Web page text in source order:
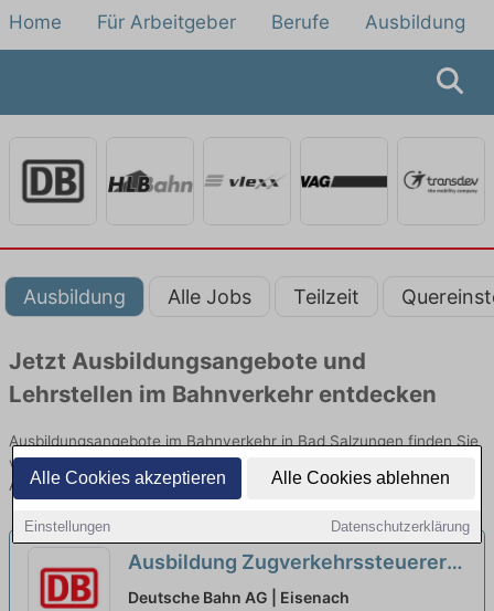
Alle Cookies akzeptieren Alle Cookies ablehnen
Einstellungen Datenschutzerklärung
Home Für Arbeitgeber Berufe Ausbildung
Ausbildung Alle Jobs Teilzeit
Jetzt Ausbildungsangebote und
Lehrstellen im Bahnverkehr entdecken
Ausbildungsangebote im Bahnverkehr in Bad Salzungen finden Sie
von namhaften Firmen. Entdecken Sie freie Optionen von Top-
Arbeitgebern und bewerben Sie sich noch heute.
Ausbildung Zugverkehrssteuerer
2027 (w/m/d)... neu
Deutsche Bahn AG | Eisenach